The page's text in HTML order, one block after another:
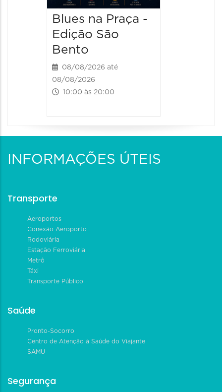
Blues na Praça -
Edição São
Bento
08/08/2026 até
08/08/2026
10:00 às 20:00
INFORMAÇÕES ÚTEIS
Transporte
Aeroportos
Conexão Aeroporto
Rodoviária
Estação Ferroviária
Metrô
Táxi
Transporte Público
Saúde
Pronto-Socorro
Centro de Atenção à Saúde do Viajante
SAMU
Segurança